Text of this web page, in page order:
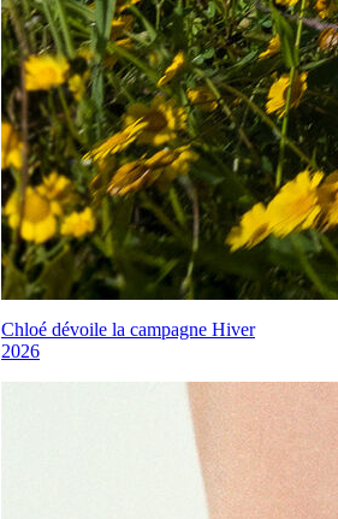
Chloé dévoile la campagne Hiver
2026